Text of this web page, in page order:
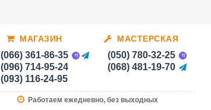
МАГАЗИН
(066) 361-86-35
(096) 714-95-24
(093) 116-24-95
МАСТЕРСКАЯ
(050) 780-32-25
(068) 481-19-70
Работаем ежедневно, без выходных